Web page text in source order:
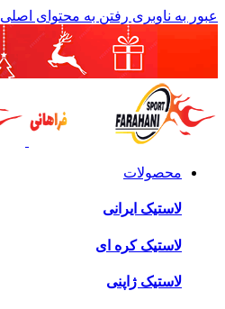
عبور به ناوبری رفتن به محتوای اصلی
محصولات
لاستیک ایرانی
لاستیک کره ای
لاستیک ژاپنی